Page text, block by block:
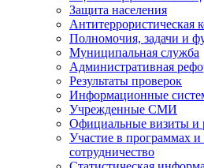
Защита населения
Антитеррористическая
Полномочия, задачи и
Муниципальная служба
Административная
Результаты проверок
Информационные
Учрежденные СМИ
Официальные визиты и
Участие в программах
сотрудничество